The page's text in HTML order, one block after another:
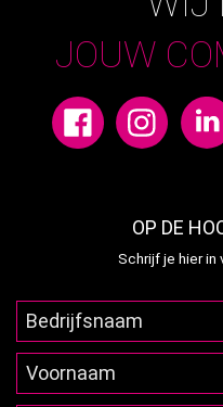
JOUW
OP DE
Schrijf je hier in